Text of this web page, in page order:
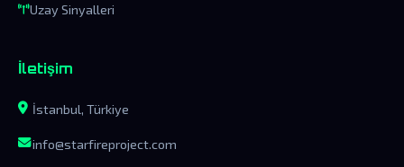
Uzay Sinyalleri
İletişim
İstanbul, Türkiye
info@starfireproject.com